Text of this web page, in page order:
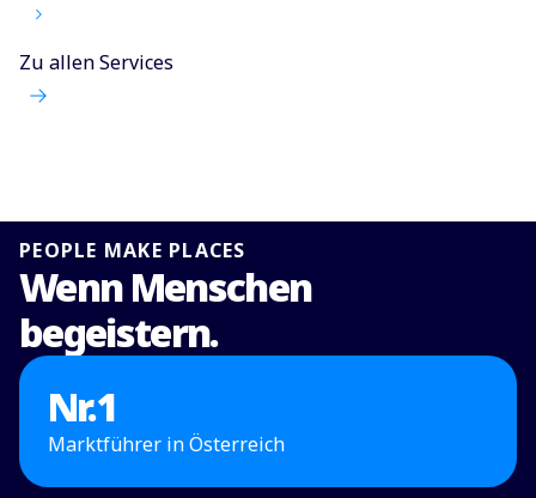
Zu allen Services
PEOPLE MAKE PLACES
Wenn Menschen
begeistern.
Nr.1
Marktführer in Österreich